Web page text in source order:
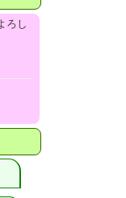
ろし